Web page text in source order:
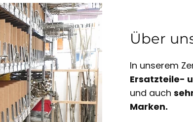
Über
In unserem
Ersatzteile-
und auch
Marken.